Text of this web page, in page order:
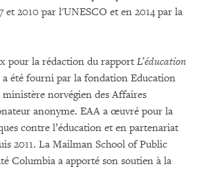
et 2010 par l'UNESCO et en 2014 par la
pour la rédaction du rapport L’éducation
a été fourni par la fondation Education
norvégien des Affaires
anonyme. EAA a œuvré pour la
contre l’éducation et en partenariat
2011. La Mailman School of Public
Columbia a apporté son soutien à la